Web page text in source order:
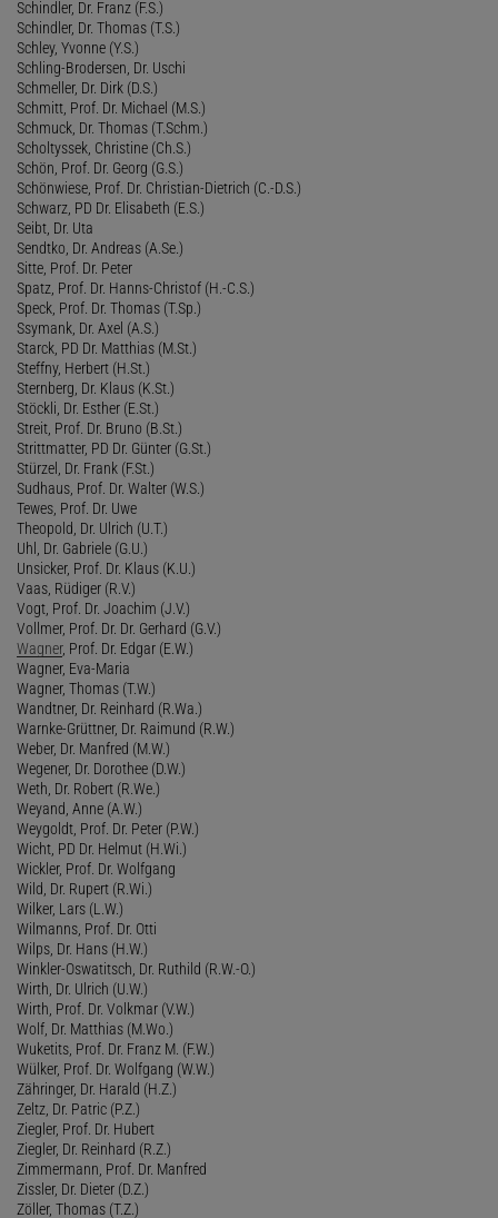
Schindler, Dr. Franz (F.S.)
Schindler, Dr. Thomas (T.S.)
Schley, Yvonne (Y.S.)
Schling-Brodersen, Dr. Uschi
Schmeller, Dr. Dirk (D.S.)
Schmitt, Prof. Dr. Michael (M.S.)
Schmuck, Dr. Thomas (T.Schm.)
Scholtyssek, Christine (Ch.S.)
Schön, Prof. Dr. Georg (G.S.)
Schönwiese, Prof. Dr. Christian-Dietrich (C.-D.S.)
Schwarz, PD Dr. Elisabeth (E.S.)
Seibt, Dr. Uta
Sendtko, Dr. Andreas (A.Se.)
Sitte, Prof. Dr. Peter
Spatz, Prof. Dr. Hanns-Christof (H.-C.S.)
Speck, Prof. Dr. Thomas (T.Sp.)
Ssymank, Dr. Axel (A.S.)
Starck, PD Dr. Matthias (M.St.)
Steffny, Herbert (H.St.)
Sternberg, Dr. Klaus (K.St.)
Stöckli, Dr. Esther (E.St.)
Streit, Prof. Dr. Bruno (B.St.)
Strittmatter, PD Dr. Günter (G.St.)
Stürzel, Dr. Frank (F.St.)
Sudhaus, Prof. Dr. Walter (W.S.)
Tewes, Prof. Dr. Uwe
Theopold, Dr. Ulrich (U.T.)
Uhl, Dr. Gabriele (G.U.)
Unsicker, Prof. Dr. Klaus (K.U.)
Vaas, Rüdiger (R.V.)
Vogt, Prof. Dr. Joachim (J.V.)
Vollmer, Prof. Dr. Dr. Gerhard (G.V.)
Wagner, Prof. Dr. Edgar (E.W.)
Wagner, Eva-Maria
Wagner, Thomas (T.W.)
Wandtner, Dr. Reinhard (R.Wa.)
Warnke-Grüttner, Dr. Raimund (R.W.)
Weber, Dr. Manfred (M.W.)
Wegener, Dr. Dorothee (D.W.)
Weth, Dr. Robert (R.We.)
Weyand, Anne (A.W.)
Weygoldt, Prof. Dr. Peter (P.W.)
Wicht, PD Dr. Helmut (H.Wi.)
Wickler, Prof. Dr. Wolfgang
Wild, Dr. Rupert (R.Wi.)
Wilker, Lars (L.W.)
Wilmanns, Prof. Dr. Otti
Wilps, Dr. Hans (H.W.)
Winkler-Oswatitsch, Dr. Ruthild (R.W.-O.)
Wirth, Dr. Ulrich (U.W.)
Wirth, Prof. Dr. Volkmar (V.W.)
Wolf, Dr. Matthias (M.Wo.)
Wuketits, Prof. Dr. Franz M. (F.W.)
Wülker, Prof. Dr. Wolfgang (W.W.)
Zähringer, Dr. Harald (H.Z.)
Zeltz, Dr. Patric (P.Z.)
Ziegler, Prof. Dr. Hubert
Ziegler, Dr. Reinhard (R.Z.)
Zimmermann, Prof. Dr. Manfred
Zissler, Dr. Dieter (D.Z.)
Zöller, Thomas (T.Z.)